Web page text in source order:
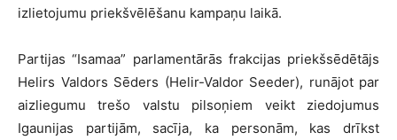
izlietojumu priekšvēlēšanu kampaņu laikā.
Partijas “Isamaa” parlamentārās frakcijas priekšsēdētājs
Helirs Valdors Sēders (Helir-Valdor Seeder), runājot par
aizliegumu trešo valstu pilsoņiem veikt ziedojumus
Igaunijas partijām, sacīja, ka personām, kas drīkst